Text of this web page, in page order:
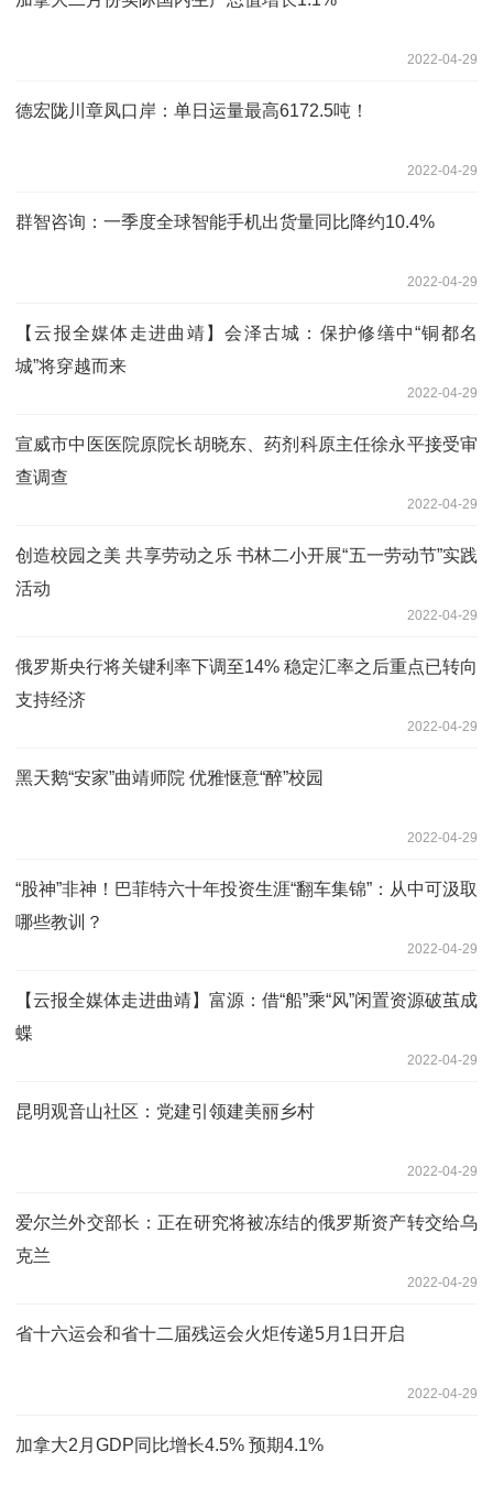
2022-04-29
德宏陇川章凤口岸：单日运量最高6172.5吨！
2022-04-29
群智咨询：一季度全球智能手机出货量同比降约10.4%
2022-04-29
【云报全媒体走进曲靖】会泽古城：保护修缮中“铜都名
城”将穿越而来
2022-04-29
宣威市中医医院原院长胡晓东、药剂科原主任徐永平接受审
查调查
2022-04-29
创造校园之美 共享劳动之乐 书林二小开展“五一劳动节”实践
活动
2022-04-29
俄罗斯央行将关键利率下调至14% 稳定汇率之后重点已转向
支持经济
2022-04-29
黑天鹅“安家”曲靖师院 优雅惬意“醉”校园
2022-04-29
“股神”非神！巴菲特六十年投资生涯“翻车集锦”：从中可汲取
哪些教训？
2022-04-29
【云报全媒体走进曲靖】富源：借“船”乘“风”闲置资源破茧成
蝶
2022-04-29
昆明观音山社区：党建引领建美丽乡村
2022-04-29
爱尔兰外交部长：正在研究将被冻结的俄罗斯资产转交给乌
克兰
2022-04-29
省十六运会和省十二届残运会火炬传递5月1日开启
2022-04-29
加拿大2月GDP同比增长4.5% 预期4.1%